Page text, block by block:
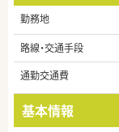
勤務地
路線・交通手段
通勤交通費
基本情報